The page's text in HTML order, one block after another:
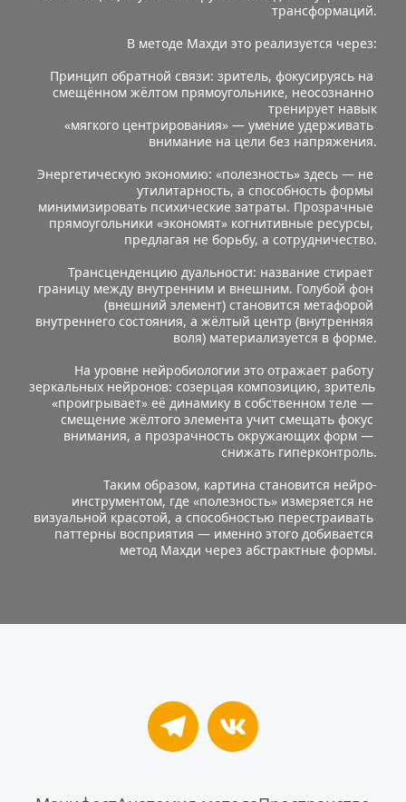
трансформаций.
В методе Махди это реализуется через:
Принцип обратной связи: зритель, фокусируясь на
смещённом жёлтом прямоугольнике, неосознанно
тренирует навык
внимание на цели без напряжения.
Энергетическую экономию: «полезность» здесь — не
утилитарность, а способность формы
минимизировать психические затраты. Прозрачные
прямоугольники «экономят» когнитивные ресурсы,
предлагая не борьбу, а сотрудничество.
Трансценденцию дуальности: название стирает
границу между внутренним и внешним. Голубой фон
(внешний элемент) становится метафорой
внутреннего состояния, а жёлтый центр (внутренняя
воля) материализуется в форме.
На уровне нейробиологии это отражает работу
зеркальных нейронов: созерцая композицию, зритель
«проигрывает» её динамику в собственном теле —
смещение жёлтого элемента учит смещать фокус
внимания, а прозрачность окружающих форм —
снижать гиперконтроль.
Таким образом, картина становится нейро-
инструментом, где «полезность» измеряется не
визуальной красотой, а способностью перестраивать
паттерны восприятия — именно этого добивается
метод Махди через абстрактные формы.